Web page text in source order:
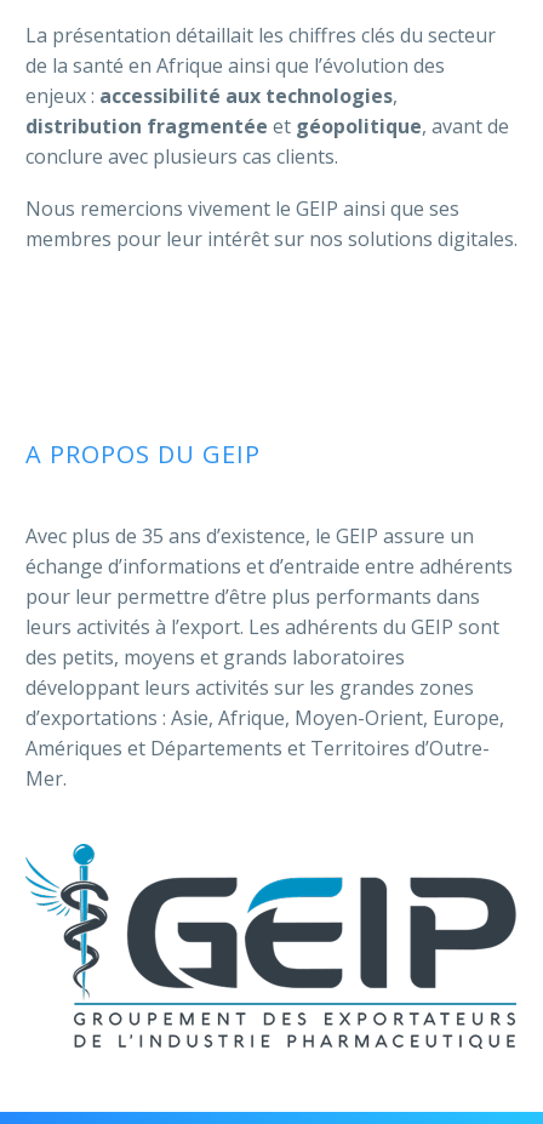
La présentation détaillait les chiffres clés du secteur
de la santé en Afrique ainsi que l’évolution des
enjeux : accessibilité aux technologies,
distribution fragmentée et géopolitique, avant de
conclure avec plusieurs cas clients.
Nous remercions vivement le GEIP ainsi que ses
membres pour leur intérêt sur nos solutions digitales.
A PROPOS DU GEIP
Avec plus de 35 ans d’existence, le GEIP assure un
échange d’informations et d’entraide entre adhérents
pour leur permettre d’être plus performants dans
leurs activités à l’export. Les adhérents du GEIP sont
des petits, moyens et grands laboratoires
développant leurs activités sur les grandes zones
d’exportations : Asie, Afrique, Moyen-Orient, Europe,
Amériques et Départements et Territoires d’Outre-
Mer.